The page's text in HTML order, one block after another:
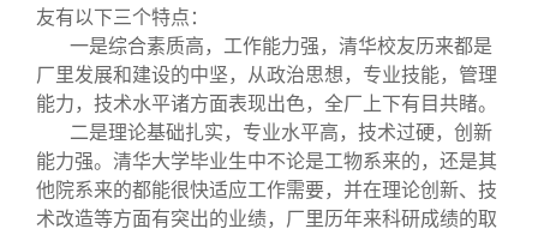
友有以下三个特点：
一是综合素质高，工作能力强，清华校友历来都是
厂里发展和建设的中坚，从政治思想，专业技能，管理
能力，技术水平诸方面表现出色，全厂上下有目共睹。
二是理论基础扎实，专业水平高，技术过硬，创新
能力强。清华大学毕业生中不论是工物系来的，还是其
他院系来的都能很快适应工作需要，并在理论创新、技
术改造等方面有突出的业绩，厂里历年来科研成绩的取